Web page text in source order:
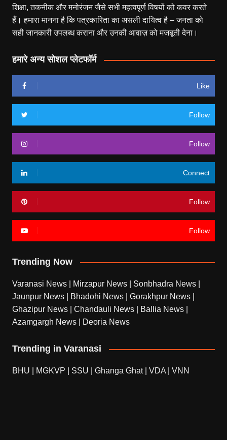
शिक्षा, तकनीक और मनोरंजन जैसे सभी महत्वपूर्ण विषयों को कवर करते
हैं। हमारा मानना है कि पत्रकारिता का असली दायित्व है – जनता को
सही जानकारी उपलब्ध कराना और उनकी आवाज़ को मजबूती देना।
हमारे अन्य सोशल प्लेटफॉर्म
Like
Follow
Follow
Connect
Follow
Follow
Trending Now
Varanasi News Mirzapur News Sonbhadra News
Jaunpur News
Bhadohi News Gorakhpur News
Ghazipur News
Chandauli News Ballia News
Azamgargh News
Deoria News
Trending in Varanasi
BHU MGKVP SSU Ghanga Ghat| VDA VNN